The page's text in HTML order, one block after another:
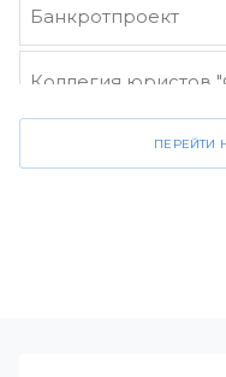
Банкротпроект
Коллегия юристов
ПЕРЕЙТИ